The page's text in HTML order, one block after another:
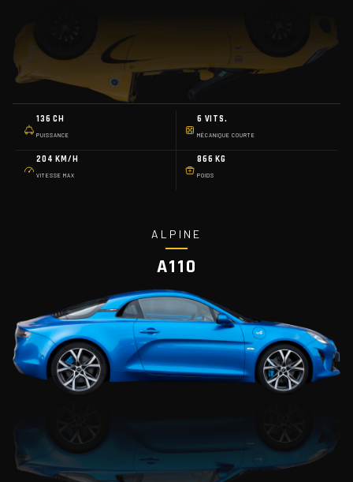
136 CH
PUISSANCE
6 VITS.
MÉCANIQUE COURTE
204 KM/H
VITESSE MAX
866 KG
POIDS
ALPINE
A110